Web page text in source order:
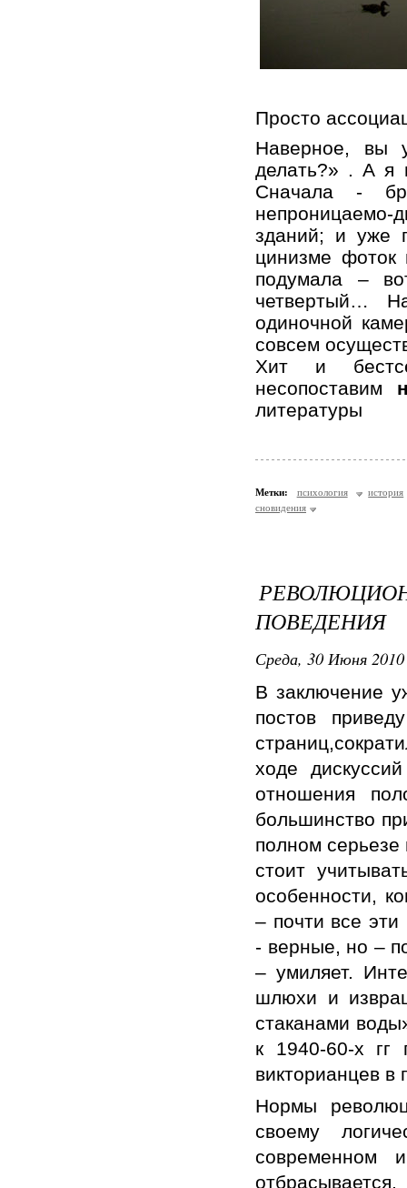
Просто
Наверное, вы
делать?» . А я
Сначала -
непроницаемо-
зданий; и уже
цинизме
подумала –
четвертый…
одиночной
совсем
Хит и
несопоставим
литературы
Метки: психология
история
сновидения
ПОВЕДЕНИЯ
Среда, 30 Июня
В заключение
постов
ходе
отношения
большинство
полном
стоит
особенности,
– почти все
- верные, но –
– умиляет.
шлюхи и
стаканами
к 1940-60-х гг
викторианцев в
Нормы
своему
современном